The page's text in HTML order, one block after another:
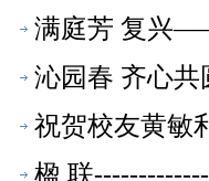
满庭芳 复兴
沁园春 齐心共
祝贺校友黄敏
品】
楹 联